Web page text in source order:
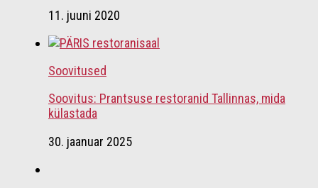
11. juuni 2020
Soovitused
Soovitus: Prantsuse restoranid Tallinnas, mida
külastada
30. jaanuar 2025